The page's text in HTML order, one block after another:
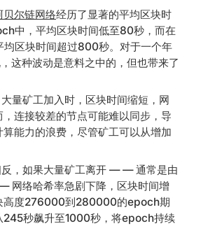
贝尔链网络经历了显著的平均区块时
中，平均区块时间低至80秒，而在
区块时间超过800秒。对于一个年
这种波动是意料之中的，但也带来了
大量矿工加入时，区块时间缩短，网
连接较差的节点可能难以同步，导
能力的浪费，尽管矿工可以从增加
反，如果大量矿工离开 — — 通常是由
网络哈希率急剧下降，区块时间增
高度276000到280000的epoch期
245秒飙升至1000秒，将epoch持续